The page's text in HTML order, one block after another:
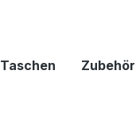
Taschen Zubehör